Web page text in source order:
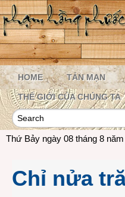
HOME TẢN MẠN
THẾ GIỚI CỦA CHÚNG TA
Thứ Bảy ngày 08 tháng 8
Chỉ nửa